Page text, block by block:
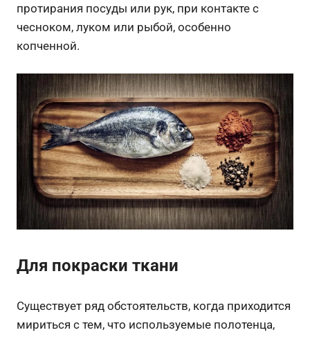
протирания посуды или рук, при контакте с
чесноком, луком или рыбой, особенно
копченной.
Для покраски ткани
Существует ряд обстоятельств, когда приходится
мириться с тем, что используемые полотенца,